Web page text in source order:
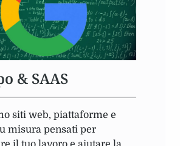
& SAAS
siti web, piattaforme e
misura pensati per